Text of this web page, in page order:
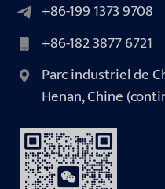
+86-199 1373 9708
+86-182 3877 6721
Parc industriel de
Henan, Chine